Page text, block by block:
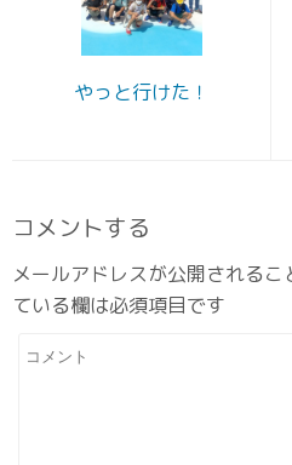
やっと行けた！
コメントする
メールアドレスが公開されるこ
ている欄は必須項目です